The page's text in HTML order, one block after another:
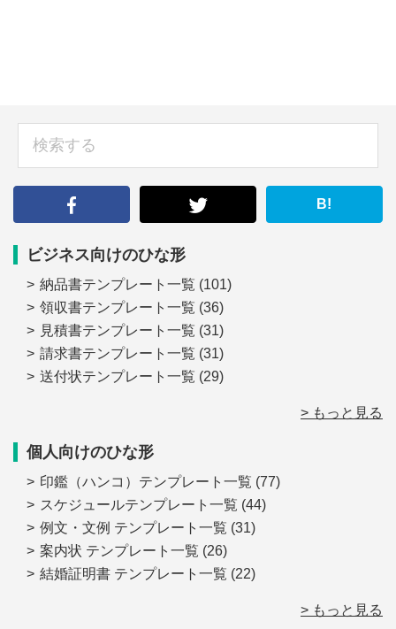
B!
ビジネス向けのひな形
納品書テンプレート一覧 (101)
領収書テンプレート一覧 (36)
見積書テンプレート一覧 (31)
請求書テンプレート一覧 (31)
送付状テンプレート一覧 (29)
> もっと見る
個人向けのひな形
印鑑（ハンコ）テンプレート一覧 (77)
スケジュールテンプレート一覧 (44)
例文・文例 テンプレート一覧 (31)
案内状 テンプレート一覧 (26)
結婚証明書 テンプレート一覧 (22)
> もっと見る